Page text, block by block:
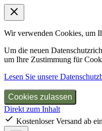
Wir verwenden Cookies, um
Um die neuen
um Ihre Zustimmung für
Lesen Sie unsere
Cookies zulassen
Direkt zum Inhalt
Kostenloser Versand ab